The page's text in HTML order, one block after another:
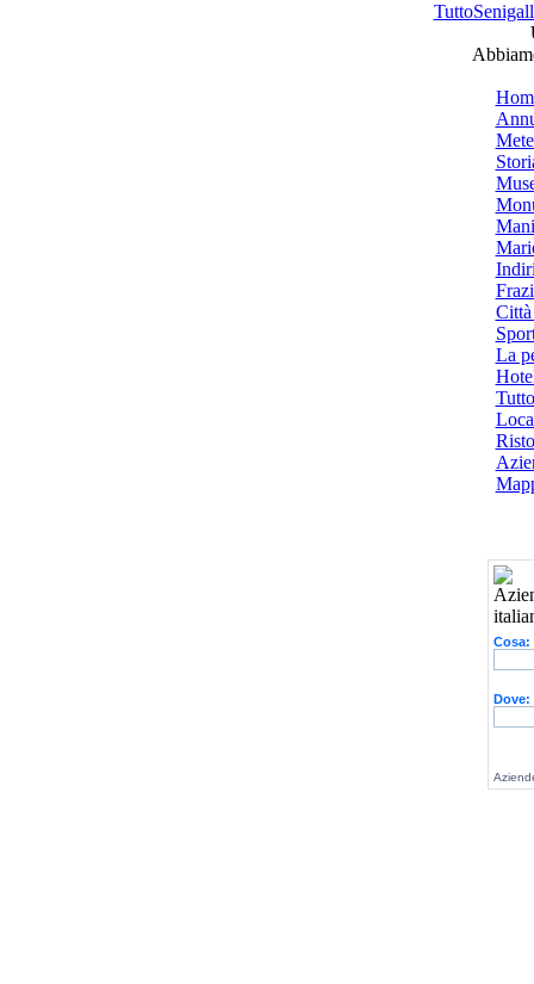
Città
La
Cosa:
Dove: